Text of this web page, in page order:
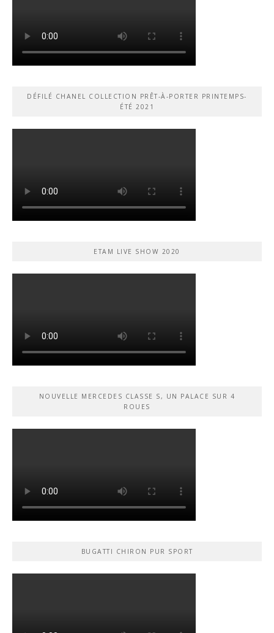
DÉFILÉ CHANEL COLLECTION PRÊT-À-PORTER PRINTEMPS-
ÉTÉ 2021
ETAM LIVE SHOW 2020
NOUVELLE MERCEDES CLASSE S, UN PALACE SUR 4
ROUES
BUGATTI CHIRON PUR SPORT